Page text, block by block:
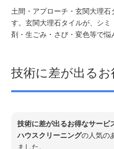
土間・アプローチ・玄関大理
す。玄関大理石タイルが、シ
剤・生ごみ・さび・変色等で悩
技術に差が出るお
技術に差が出るお得なサービ
ハウスクリーニングの人気の
ました。